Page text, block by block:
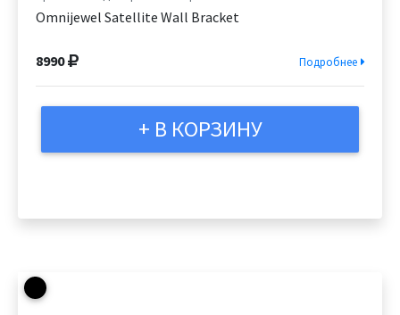
Omnijewel Satellite Wall Bracket
8990 Подробнее
+ В КОРЗИНУ